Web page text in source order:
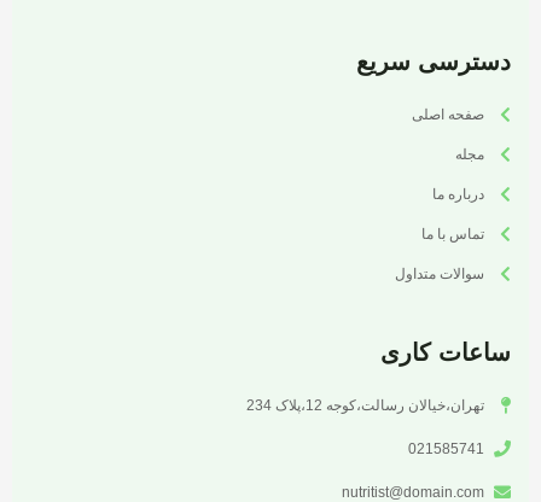
دسترسی سریع
صفحه اصلی
مجله
درباره ما
تماس با ما
سوالات متداول
ساعات کاری
تهران،خیالان رسالت،کوجه 12،پلاک 234
021585741
nutritist@domain.com